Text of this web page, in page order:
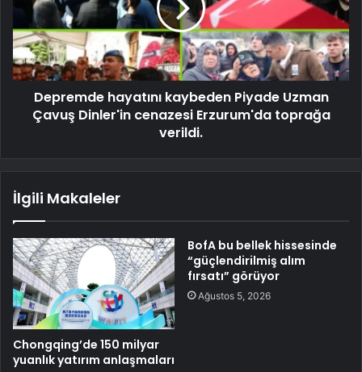
Depremde hayatını kaybeden Piyade Uzman
Çavuş Dinler'in cenazesi Erzurum'da toprağa
verildi.
İlgili Makaleler
Chongqing’de 150 milyar
yuanlık yatırım anlaşmaları
BofA bu bellek hissesinde
“güçlendirilmiş alım
fırsatı” görüyor
Ağustos 5, 2026